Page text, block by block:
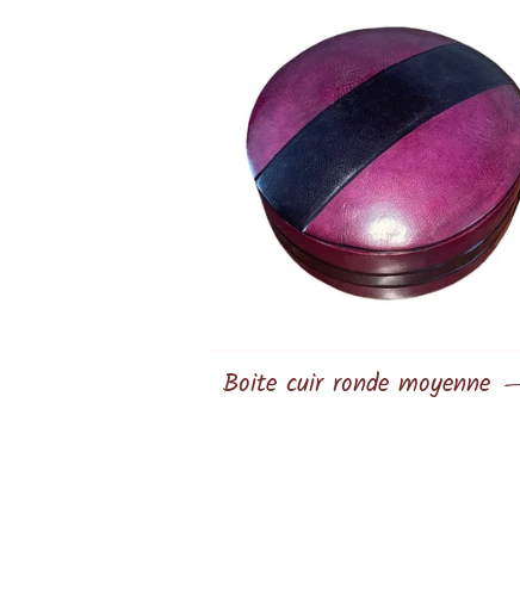
Boite cuir ronde moyenne —